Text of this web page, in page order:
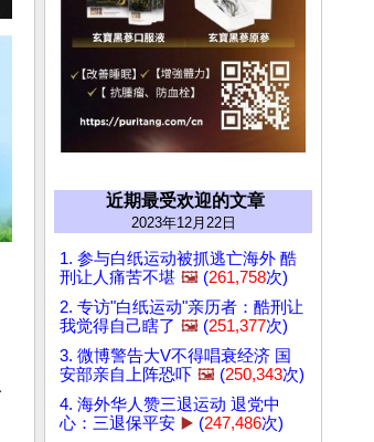
近期最受欢迎的文章
2023年12月22日
1. 参与白纸运动被抓逃亡海外 酷
刑让人痛苦不堪 🖼️ (261,758次)
2. 专访"白纸运动"亲历者：酷刑让
我觉得自己瞎了 🖼️ (251,377次)
3. 微博警告大V不得唱衰经济 国
安部亲自上阵恐吓 🖼️ (250,343次)
4. 海外华人赞三退运动 退党中
心：三退保平安 ▶️ (247,486次)